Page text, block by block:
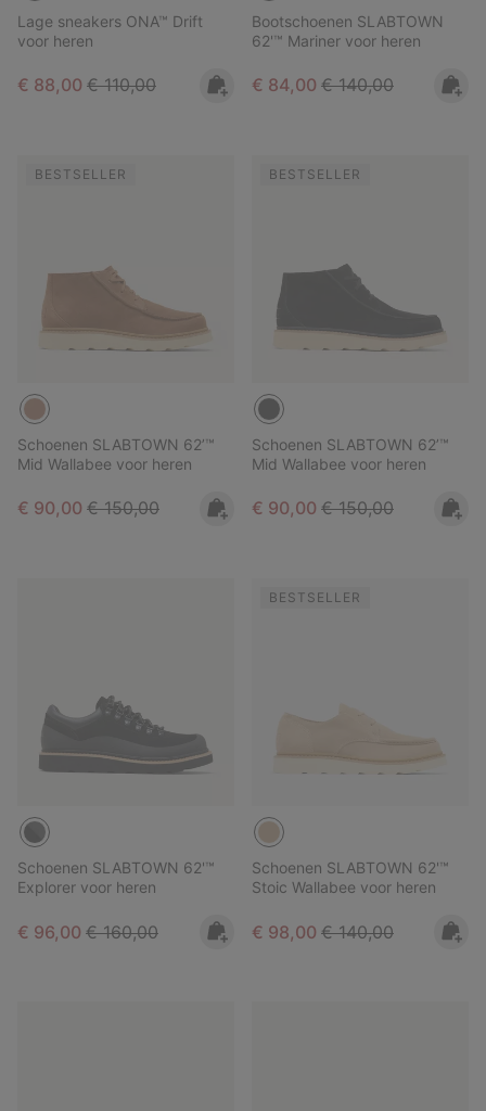
Lage sneakers ONA™ Drift
voor heren
Sale price:
€ 88,00 Regular price:
€ 110,00
Bootschoenen SLABTOWN
62'™ Mariner voor heren
Sale price:
€ 84,00 Regular price:
€ 140,00
BESTSELLER
Schoenen SLABTOWN 62’™
Mid Wallabee voor heren
Sale price:
€ 90,00 Regular price:
€ 150,00
BESTSELLER
Schoenen SLABTOWN 62’™
Mid Wallabee voor heren
Sale price:
€ 90,00 Regular price:
€ 150,00
Schoenen SLABTOWN 62'™
Explorer voor heren
Sale price:
€ 96,00 Regular price:
€ 160,00
BESTSELLER
Schoenen SLABTOWN 62'™
Stoic Wallabee voor heren
Sale price:
€ 98,00 Regular price:
€ 140,00